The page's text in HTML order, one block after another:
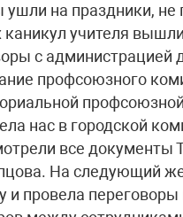
на праздники, не
учителя
с администрацией
профсоюзного
нас в городской
все документы
На следующий
и провела